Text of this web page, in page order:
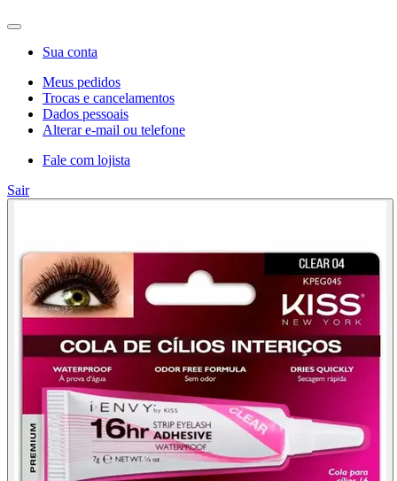
Sua conta
Meus pedidos
Trocas e cancelamentos
Dados pessoais
Alterar e-mail ou telefone
Fale com lojista
Sair